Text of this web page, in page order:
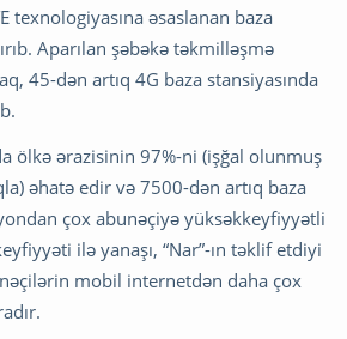
texnologiyasına əsaslanan baza
Aparılan şəbəkə təkmilləşmə
45-dən artıq 4G baza stansiyasında
ölkə ərazisinin 97%-ni (işğal olunmuş
əhatə edir və 7500-dən artıq baza
çox abunəçiyə yüksəkkeyfiyyətli
ilə yanaşı, “Nar”-ın təklif etdiyi
mobil internetdən daha çox